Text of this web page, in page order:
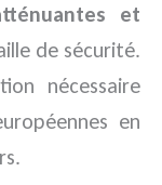
et
de sécurité.
nécessaire
en